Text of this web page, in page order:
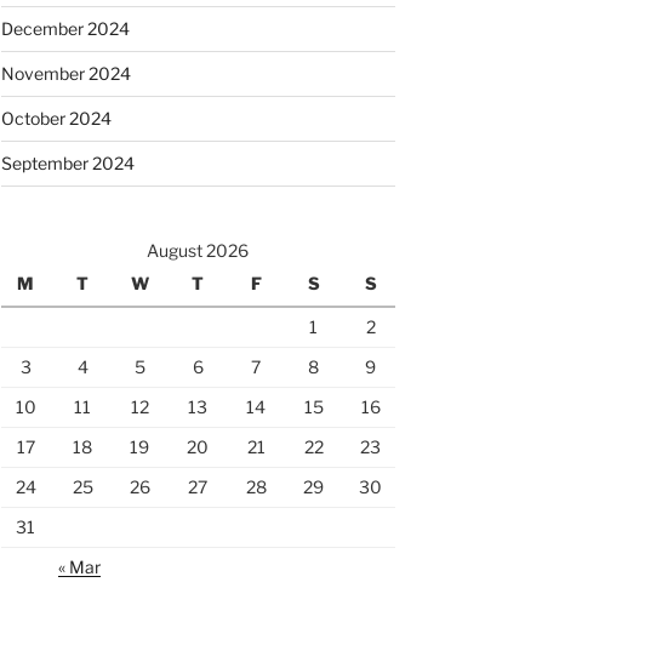
December 2024
November 2024
October 2024
September 2024
August 2026
M
T W T F S S
1
2
3
4 5 6 7 8
9
10
11 12 13 14 15
16
17
18 19 20 21 22
23
24
25 26 27 28 29
30
31
« Mar